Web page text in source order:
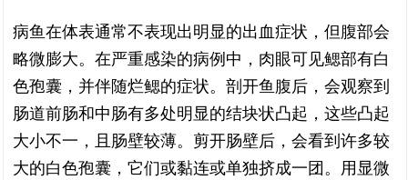
病鱼在体表通常不表现出明显的出血症状，但腹部会
略微膨大。在严重感染的病例中，肉眼可见鳃部有白
色孢囊，并伴随烂鳃的症状。剖开鱼腹后，会观察到
肠道前肠和中肠有多处明显的结块状凸起，这些凸起
大小不一，且肠壁较薄。剪开肠壁后，会看到许多较
大的白色孢囊，它们或黏连或单独挤成一团。用显微